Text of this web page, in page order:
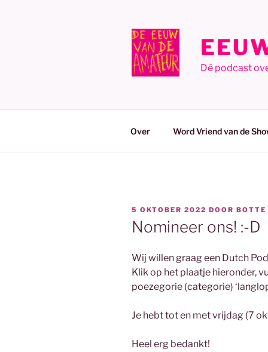
Dé podcast
Over Word Vriend van de
GEPLAATST
OP
5 OKTOBER 2022 DOOR BOTTE
Nomineer ons! :-D
Wij willen graag een Dutch
Klik op het plaatje hieronder,
poezegorie (categorie)
Je hebt tot en met vrijdag (7
Heel erg bedankt!